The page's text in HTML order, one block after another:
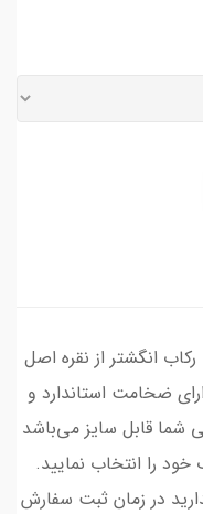
رکاب انگشتر از نقره اصل
شده و دارای ضخامت استاندارد و
شما قابل سایز می‌باشد
خود را انتخاب نمایید.
در زمان ثبت سفارش